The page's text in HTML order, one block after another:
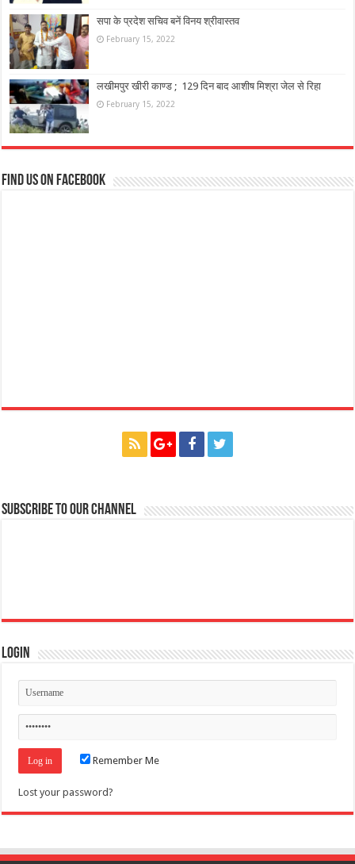
सपा के प्रदेश सचिव बनें विनय श्रीवास्तव
February 15, 2022
लखीमपुर खीरी काण्ड ; 129 दिन बाद आशीष मिश्रा जेल से रिहा
February 15, 2022
Find us on Facebook
Subscribe to our Channel
Login
Remember Me
Lost your password?